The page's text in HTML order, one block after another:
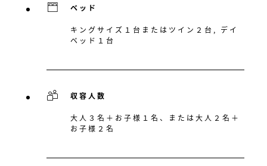
ベッド
キングサイズ１台またはツイン２台, デイ
ベッド１台
収容人数
大人３名＋お子様１名、または大人２名＋
お子様２名